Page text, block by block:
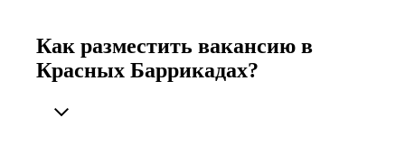
Как разместить вакансию в
Красных Баррикадах?